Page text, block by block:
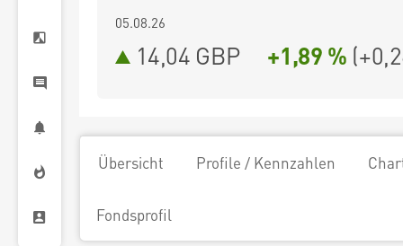
05.08.26
14,04 GBP +1,89 % (
Übersicht Profile / Kennzahlen
Fondsprofil